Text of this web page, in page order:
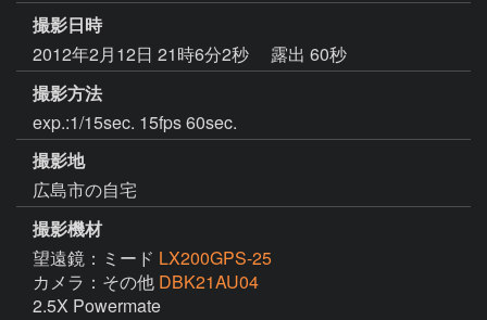
撮影日時
2012年2月12日 21時6分2秒
露出 60秒
撮影方法
exp.:1/15sec. 15fps 60sec.
撮影地
広島市の自宅
撮影機材
望遠鏡：ミード LX200GPS-25
カメラ：その他 DBK21AU04
2.5X Powermate